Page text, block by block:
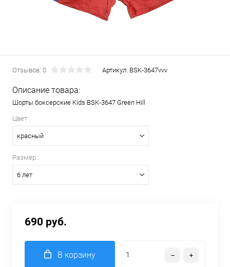
Отзывов: 0 Артикул: BSK-3647vvv
Описание товара:
Шорты боксерские Kids BSK-3647 Green Hill
Цвет :
красный
Размер :
6 лет
690 руб.
В корзину